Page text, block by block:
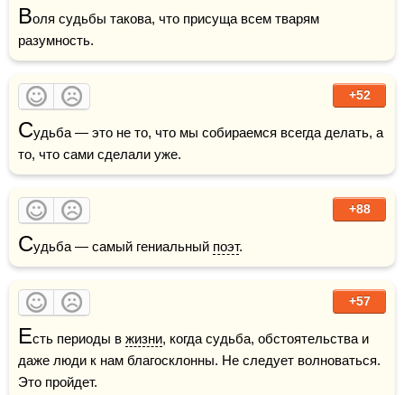
Воля судьбы такова, что присуща всем тварям
разумность.
+52
Судьба — это не то, что мы собираемся всегда делать, а
то, что сами сделали уже.
+88
Судьба — самый гениальный поэт.
+57
Есть периоды в жизни, когда судьба, обстоятельства и
даже люди к нам благосклонны. Не следует волноваться.
Это пройдет.